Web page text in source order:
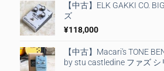
【中古】ELK GAKKI CO.
ズ
¥118,000
【中古】Macari's TONE
by stu castledine ファズ シ